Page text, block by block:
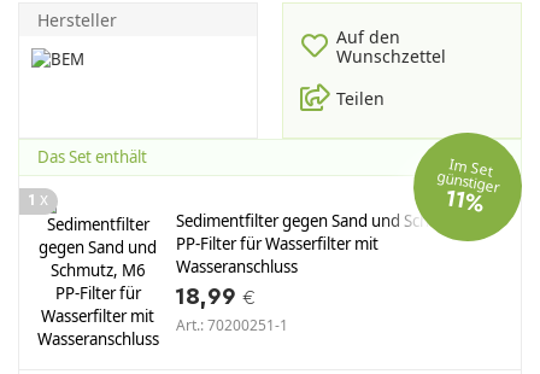
Hersteller
Auf den
Wunschzettel
Teilen
Das Set enthält
1 x
Sedimentfilter gegen Sand und Schmutz, M6
PP-Filter für Wasserfilter mit
Wasseranschluss
18,99€
Art.: 70200251-1
Im Set
günstiger
11%